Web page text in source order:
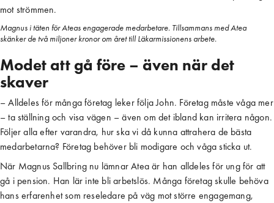
mot strömmen.
Magnus i täten för Ateas engagerade medarbetare. Tillsammans med Atea
skänker de två miljoner kronor om året till Läkarmissionens arbete.
Modet att gå före – även när det
skaver
– Alldeles för många företag leker följa John. Företag måste våga mer
– ta ställning och visa vägen – även om det ibland kan irritera någon.
Följer alla efter varandra, hur ska vi då kunna attrahera de bästa
medarbetarna? Företag behöver bli modigare och våga sticka ut.
När Magnus Sallbring nu lämnar Atea är han alldeles för ung för att
gå i pension. Han lär inte bli arbetslös. Många företag skulle behöva
hans erfarenhet som reseledare på väg mot större engagemang,